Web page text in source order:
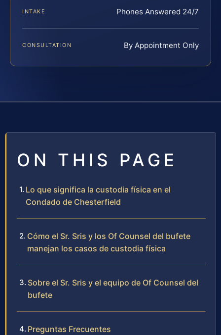
INTAKE Phones Answered 24/7
CONSULTATION By Appointment Only
ON THIS PAGE
Lo que significa la custodia física en el
Condado de Chesterfield
Cómo el Sr. Sris y los Of Counsel del bufete
manejan los casos de custodia física
Sobre el Sr. Sris y el equipo de Of Counsel del
bufete
Preguntas Frecuentes